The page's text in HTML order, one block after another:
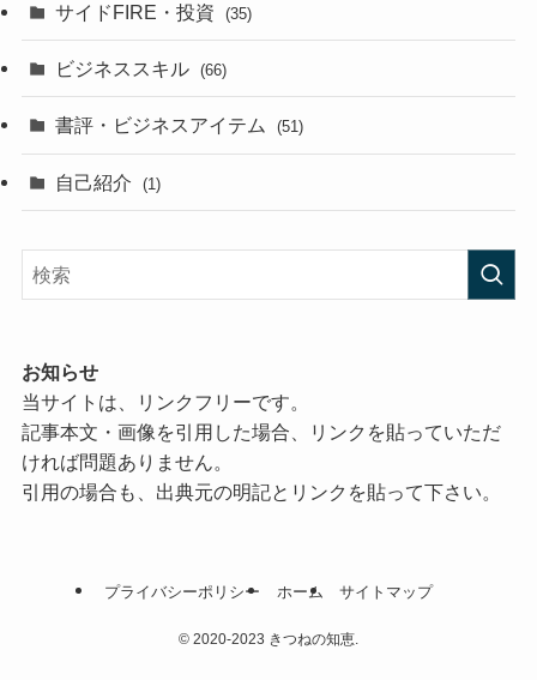
サイドFIRE・投資 (35)
ビジネススキル (66)
書評・ビジネスアイテム (51)
自己紹介 (1)
お知らせ
当サイトは、リンクフリーです。
記事本文・画像を引用した場合、リンクを貼っていただ
ければ問題ありません。
引用の場合も、出典元の明記とリンクを貼って下さい。
プライバシーポリシー ホーム サイトマップ
© 2020-2023 きつねの知恵.